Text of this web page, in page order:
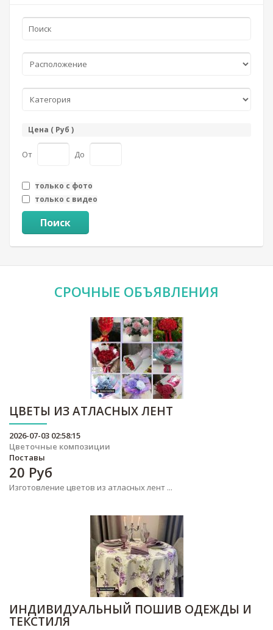
Цена ( Руб )
От До
только с фото
только с видео
Поиск
СРОЧНЫЕ ОБЪЯВЛЕНИЯ
ЦВЕТЫ ИЗ АТЛАСНЫХ ЛЕНТ
2026-07-03 02:58:15
Цветочные композиции
Поставы
20 Руб
Изготовление цветов из атласных лент ...
ИНДИВИДУАЛЬНЫЙ ПОШИВ ОДЕЖДЫ И
ТЕКСТИЛЯ